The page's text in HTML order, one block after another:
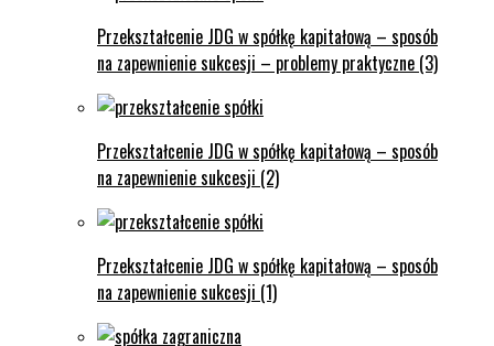
Przekształcenie JDG w spółkę kapitałową – sposób
na zapewnienie sukcesji – problemy praktyczne (3)
Przekształcenie JDG w spółkę kapitałową – sposób
na zapewnienie sukcesji (2)
Przekształcenie JDG w spółkę kapitałową – sposób
na zapewnienie sukcesji (1)